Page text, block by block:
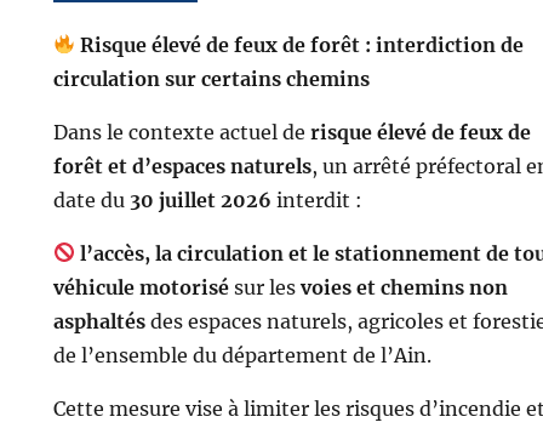
Risque élevé de feux de forêt : interdiction de
circulation sur certains chemins
Dans le contexte actuel de risque élevé de feux de
forêt et d’espaces naturels, un arrêté préfectoral
date du 30 juillet 2026 interdit :
l’accès, la circulation et le stationnement de
véhicule motorisésur les voies et chemins non
asphaltésdes espaces naturels, agricoles et
de l’ensemble du département de l’Ain.
Cette mesure vise à limiter les risques d’incendie